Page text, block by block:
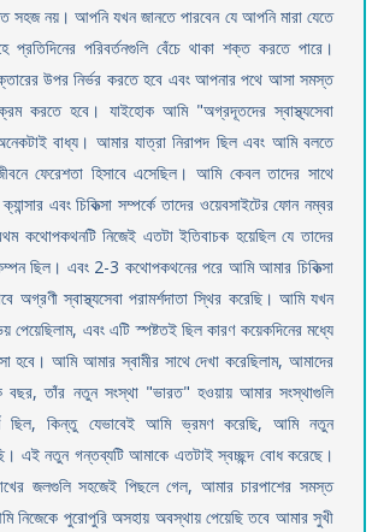
সহজ নয়। আপনি যখন জানতে পারবেন যে আপনি মারা যেতে
প্রতিদিনের পরিবর্তনগুলি বেঁচে থাকা শক্ত করতে পারে।
উপর নির্ভর করতে হবে এবং আপনার পথে আসা সমস্ত
করতে হবে। যাইহোক আমি "অগ্রদূতদের স্বাস্থ্যসেবা
অনেকটাই বাধ্য। আমার যাত্রা নিরাপদ ছিল এবং আমি বলতে
ফেরেশতা হিসাবে এসেছিল। আমি কেবল তাদের সাথে
এবং চিকিত্সা সম্পর্কে তাদের ওয়েবসাইটের ফোন নম্বর
কথোপকথনটি নিজেই এতটা ইতিবাচক হয়েছিল যে তাদের
ছিল। এবং 2-3 কথোপকথনের পরে আমি আমার চিকিত্সা
অগ্রণী স্বাস্থ্যসেবা পরামর্শদাতা স্থির করেছি। আমি যখন
পেয়েছিলাম, এবং এটি স্পষ্টতই ছিল কারণ কয়েকদিনের মধ্যে
হবে। আমি আমার স্বামীর সাথে দেখা করেছিলাম, আমাদের
বছর, তাঁর নতুন সংস্থা "ভারত" হওয়ায় আমার সংস্থাগুলি
ছিল, কিন্তু যেভাবেই আমি ভ্রমণ করেছি, আমি নতুন
এই নতুন গন্তব্যটি আমাকে এতটাই স্বচ্ছন্দ বোধ করেছে।
জলগুলি সহজেই পিছলে গেল, আমার চারপাশের সমস্ত
নিজেকে পুরোপুরি অসহায় অবস্থায় পেয়েছি তবে আমার সুখী